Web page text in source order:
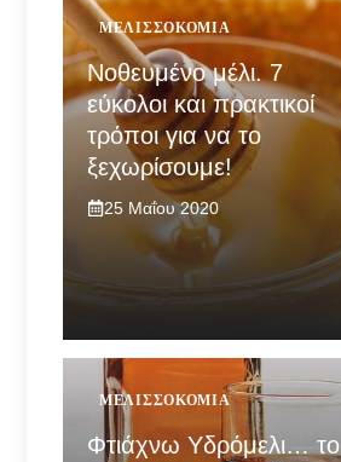
ΜΕΛΙΣΣΟΚΟΜΊΑ
Νοθευμένο μέλι. 7
εύκολοι και πρακτικοί
τρόποι για να το
ξεχωρίσουμε!
25 Μαΐου 2020
ΜΕΛΙΣΣΟΚΟΜΊΑ
Φτιάχνω Yδρόμελι… το